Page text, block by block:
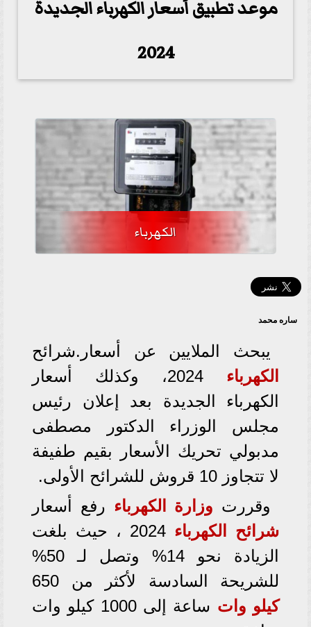
موعد تطبيق أسعار الكهرباء الجديدة
2024
الكهرباء
ساره محمد
يبحث الملايين عن أسعار.شرائح
الكهرباء
2024، وكذلك أسعار
الكهرباء الجديدة بعد إعلان رئيس
مجلس الوزراء الدكتور مصطفى
مدبولي تحريك الأسعار بقيم طفيفة
لا تتجاوز 10 قروش للشرائح الأولى.
وقررت وزارة الكهرباء رفع أسعار
شرائح الكهرباء
2024 ، حيث بلغت
الزيادة نحو 14% وتصل لـ 50%
للشريحة السادسة لأكثر من 650
كيلو وات
ساعة إلى 1000 كيلو وات